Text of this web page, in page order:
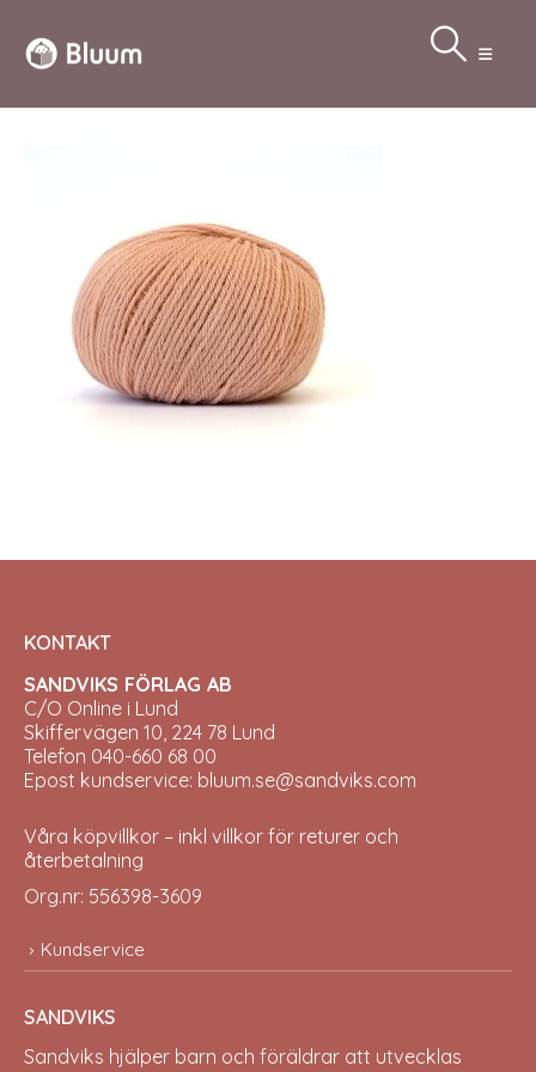
KONTAKT
SANDVIKS FÖRLAG AB
C/O Online i Lund
Skiffervägen 10, 224 78 Lund
Telefon 040-660 68 00
Epost kundservice: bluum.se@sandviks.com
Våra köpvillkor – inkl villkor för returer och
återbetalning
Org.nr: 556398-3609
Kundservice
SANDVIKS
Sandviks hjälper barn och föräldrar att utvecklas